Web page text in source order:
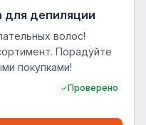
для депиляции
волос!
Порадуйте
покупками!
Проверено